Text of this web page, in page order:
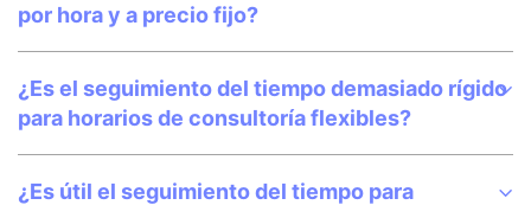
por hora y a precio fijo?
¿Es el seguimiento del tiempo demasiado rígido
para horarios de consultoría flexibles?
¿Es útil el seguimiento del tiempo para